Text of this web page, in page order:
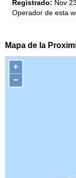
Registrado: Nov
Operador de esta
Mapa de la
+
−